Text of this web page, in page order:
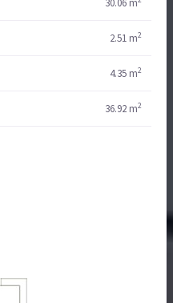
30.06 m
2.51 m2
4.35 m2
36.92 m2